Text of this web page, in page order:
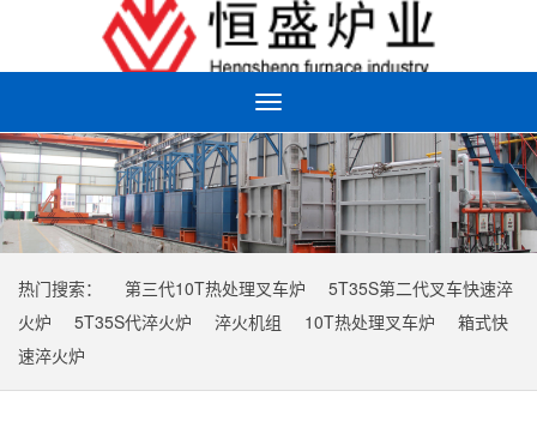
Toggle
navigation
热门搜索： 第三代10T热处理叉车炉
5T35S第二代叉车快速淬
火炉
5T35S代淬火炉 淬火机组 10T热处理叉车炉
箱式快
速淬火炉